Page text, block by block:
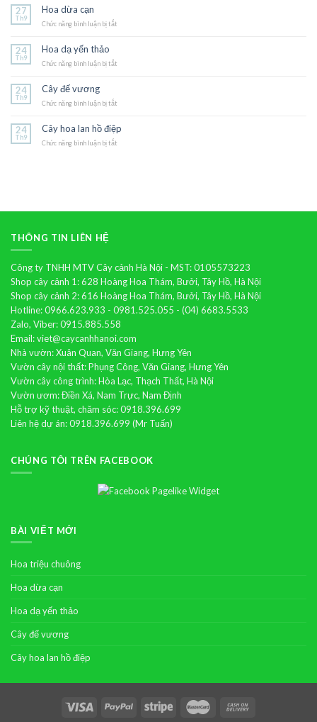
27
Th9
Hoa dừa cạn
Chức năng bình luận bị tắt
24
Th9
Hoa dạ yến thảo
Chức năng bình luận bị tắt
24
Th9
Cây đế vương
Chức năng bình luận bị tắt
vương
24
Th9
Cây hoa lan hồ điệp
Chức năng bình luận bị tắt
THÔNG TIN LIÊN HỆ
Công ty TNHH MTV Cây cảnh Hà Nội - MST: 0105573223
Shop cây cảnh 1: 628 Hoàng Hoa Thám, Bưởi, Tây Hồ, Hà Nội
Shop cây cảnh 2: 616 Hoàng Hoa Thám, Bưởi, Tây Hồ, Hà Nội
Hotline: 0966.623.933 - 0981.525.055 - (04) 6683.5533
Zalo, Viber: 0915.885.558
Email: viet@caycanhhanoi.com
Nhà vườn: Xuân Quan, Văn Giang, Hưng Yên
Vườn cây nội thất: Phụng Công, Văn Giang, Hưng Yên
Vườn cây công trình: Hòa Lạc, Thạch Thất, Hà Nội
Vườn ươm: Điền Xá, Nam Trực, Nam Định
Hỗ trợ kỹ thuật, chăm sóc: 0918.396.699
Liên hệ dự án: 0918.396.699 (Mr Tuấn)
CHÚNG TÔI TRÊN FACEBOOK
BÀI VIẾT MỚI
Hoa triệu chuông
Hoa dừa cạn
Hoa dạ yến thảo
Cây đế vương
Cây hoa lan hồ điệp